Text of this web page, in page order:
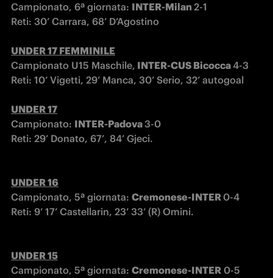
Campionato, 6ª giornata: INTER-Milan 2-1
Reti: 30’ Carrara, 68’ D’Agostino
UNDER 17 FEMMINILE
Campionato U15 Maschile, INTER-CUS Bicocca 4-3
Reti: 10’ Vigetti, 29’ Manca, 30’ Serio, 32’ autogoal
UNDER 17
Campionato: INTER-Padova 3-0
Reti: 29’ Donato, 67’, 84’ Gjeci.
UNDER 16
Campionato, 5ª giornata: Cremonese-INTER 0-4
Reti: 9’ 17’ Castellarin, 23’ 33’ (R) Omini.
UNDER 15
Campionato, 5ª giornata: Cremonese-INTER 0-5